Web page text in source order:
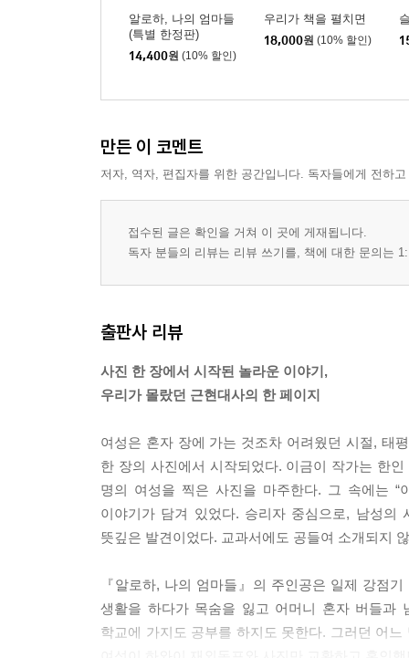
알로하, 나의 엄마들
(특별 한정판)
14,400원 (10% 할인)
우리가 책을 펼치면
18,000원 (10% 할인)
만든 이 코멘트
저자, 역자, 편집자를 위한 공간입니다. 독자들에게 전하
접수된 글은 확인을 거쳐 이 곳에 게재됩니다.
독자 분들의 리뷰는 리뷰 쓰기를, 책에 대한 문의는
출판사 리뷰
사진 한 장에서 시작된 놀라운 이야기,
우리가 몰랐던 근현대사의 한 페이지
여성은 혼자 장에 가는 것조차 어려웠던 시절, 태
한 장의 사진에서 시작되었다. 이금이 작가는 한
명의 여성을 찍은 사진을 마주한다. 그 속에는
이야기가 담겨 있었다. 승리자 중심으로, 남성
뜻깊은 발견이었다. 교과서에도 공들여 소개되지
『알로하, 나의 엄마들』의 주인공은 일제 강점
생활을 하다가 목숨을 잃고 어머니 혼자 버들과
학교에 가지도 공부를 하지도 못한다. 그러던 어